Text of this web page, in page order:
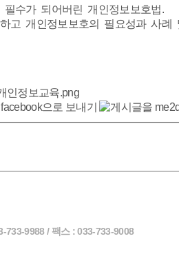
수가 되어버린 개인정보보호법.
고 개인정보보호의 필요성과 사례
인정보교육.png
733-9988 / 팩스 : 033-733-9008